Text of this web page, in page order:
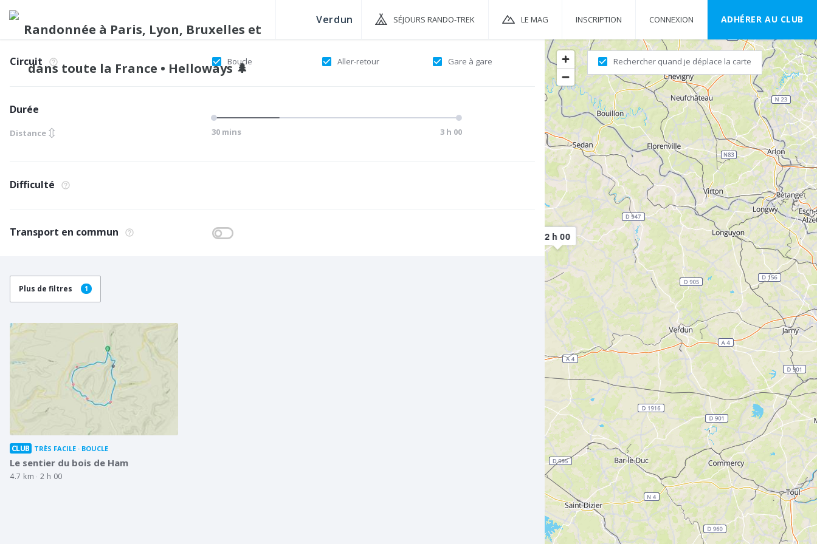
SÉJOURS RANDO-TREK LE MAG INSCRIPTION CONNEXION ADHÉRER AU CLUB
Circuit Boucle Aller-retour Gare à gare
Durée
Distance ⇳ 30 mins 3 h 00
Difficulté
Transport en commun
Plus de filtres 1
CLUB TRÈS FACILE BOUCLE
Le sentier du bois de Ham
4.7 km 2 h 00
Rechercher quand je déplace la carte
2 h 00